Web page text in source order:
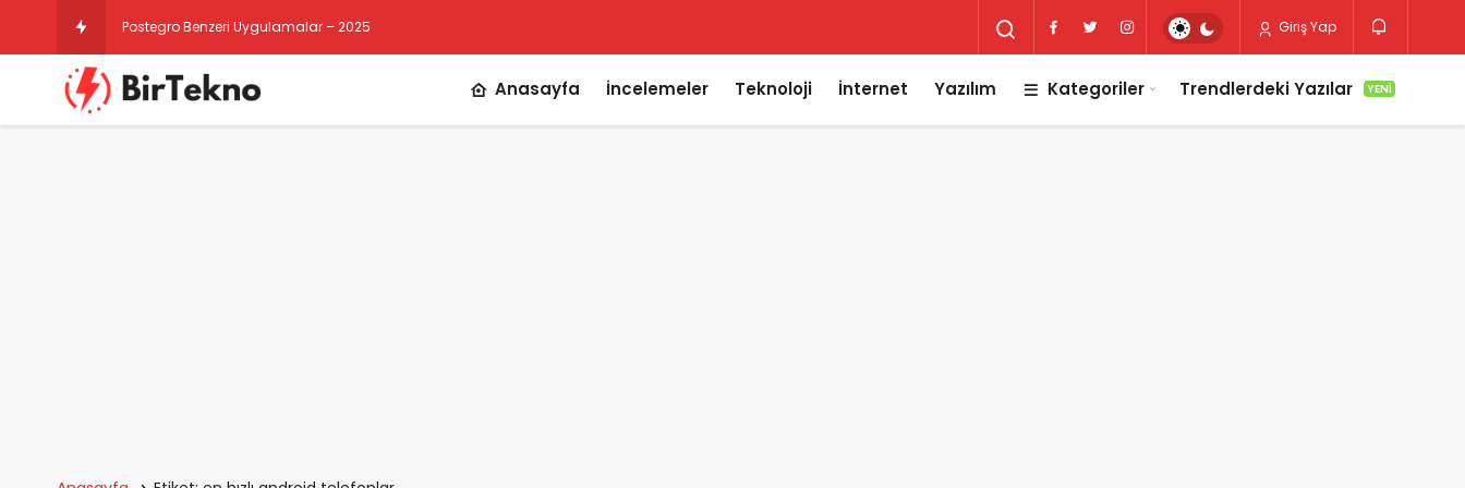
Postegro Benzeri Uygulamalar – 2025 Giriş Yap
Anasayfa İncelemeler Teknoloji İnternet Yazılım Kategoriler Trendlerdeki Yazılar YENI